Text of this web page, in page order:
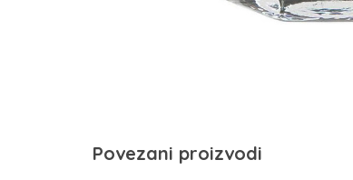
Povezani proizvodi